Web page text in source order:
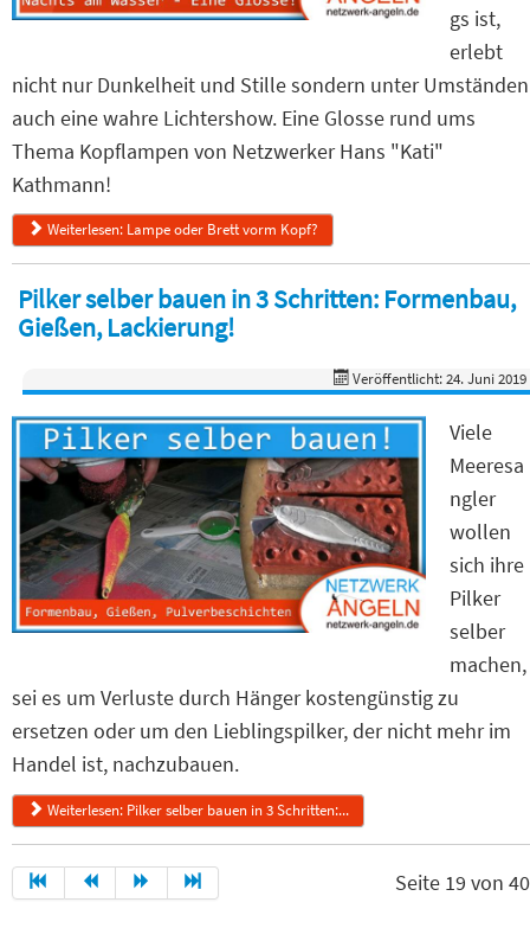
gs ist,
erlebt
nicht nur Dunkelheit und Stille sondern unter Umständen
auch eine wahre Lichtershow. Eine Glosse rund ums
Thema Kopflampen von Netzwerker Hans "Kati"
Kathmann!
Weiterlesen: Lampe oder Brett vorm Kopf?
Pilker selber bauen in 3 Schritten: Formenbau,
Gießen, Lackierung!
Veröffentlicht: 24. Juni 2019
Viele
Meeresa
ngler
wollen
sich ihre
Pilker
selber
machen,
sei es um Verluste durch Hänger kostengünstig zu
ersetzen oder um den Lieblingspilker, der nicht mehr im
Handel ist, nachzubauen.
Weiterlesen: Pilker selber bauen in 3 Schritten:...
Seite 19 von 40